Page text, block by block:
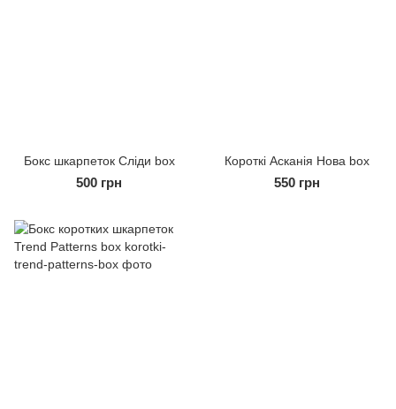
Бокс шкарпеток Сліди box
500 грн
Короткi Асканія Нова box
550 грн